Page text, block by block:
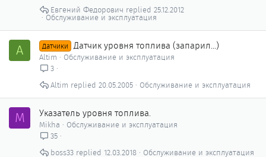
Обслуживание и эксплуатация
25.12.2012
Евгений Федорович
A Датчики Датчик уровня топлива (запарил...)
Altim
Обслуживание и эксплуатация
3
Обслуживание и эксплуатация
20.05.2005
Altim
M Указатель уровня топлива.
Mikha
Обслуживание и эксплуатация
35
Обслуживание и эксплуатация
12.03.2018
boss33